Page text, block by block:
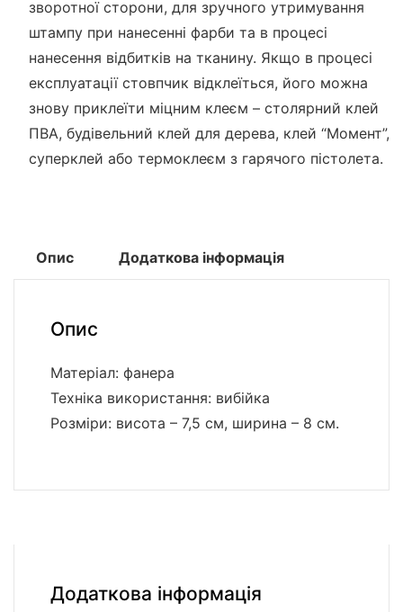
зворотної сторони, для зручного утримування
штампу при нанесенні фарби та в процесі
нанесення відбитків на тканину. Якщо в процесі
експлуатації стовпчик відклеїться, його можна
знову приклеїти міцним клеєм – столярний клей
ПВА, будівельний клей для дерева, клей “Момент”,
суперклей або термоклеєм з гарячого пістолета.
Опис Додаткова інформація
Опис
Матеріал: фанера
Техніка використання: вибійка
Розміри: висота – 7,5 см, ширина – 8 см.
Додаткова інформація